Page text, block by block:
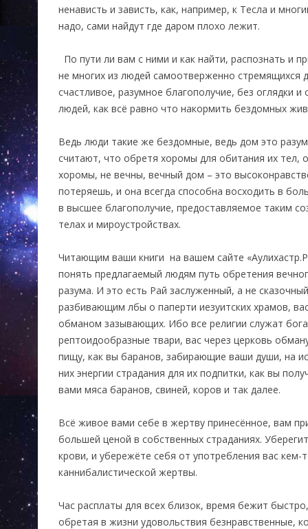
ненависть и зависть, как, например, к Тесла и
надо, сами найдут где даром плохо лежит.
По пути ли вам с ними и как найти, распознать и
не многих из людей самоотверженно стремящихся
счастливое, разумное благополучие, без оглядки
людей, как всё равно что накормить бездомных
Ведь люди такие же бездомные, ведь дом это
считают, что обретя хоромы для обитания их тел,
хоромы, не вечны, вечный дом – это
потеряешь, и она всегда способна восходить в
в высшее благополучие, предоставляемое таким
телах и мироустройствах.
Читающим ваши книги на вашем сайте
понять предлагаемый людям путь обретения
разума. И это есть Рай заслуженный, а не
разбивающим лбы о паперти иезуитских храмов,
обманом зазывающих. Ибо все религии служат
рептоидообразные твари, вас через церковь
пищу, как вы баранов, забирающие ваши души, на
них энергии страдания для их подпитки, как вы
вами мяса баранов, свиней, коров и так далее.
Всё живое вами себе в жертву принесённое, вам
большей ценой в собственных страданиях.
крови, и убережёте себя от употребления вас кем-
каннибалистической жертвы.
Час расплаты для всех близок, время бежит
обретая в жизни удовольствия безнравственные,